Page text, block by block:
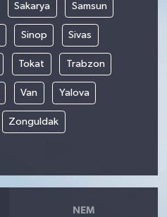
Sakarya Samsun
Sinop Sivas
Tokat Trabzon
Van Yalova
Zonguldak
NEM